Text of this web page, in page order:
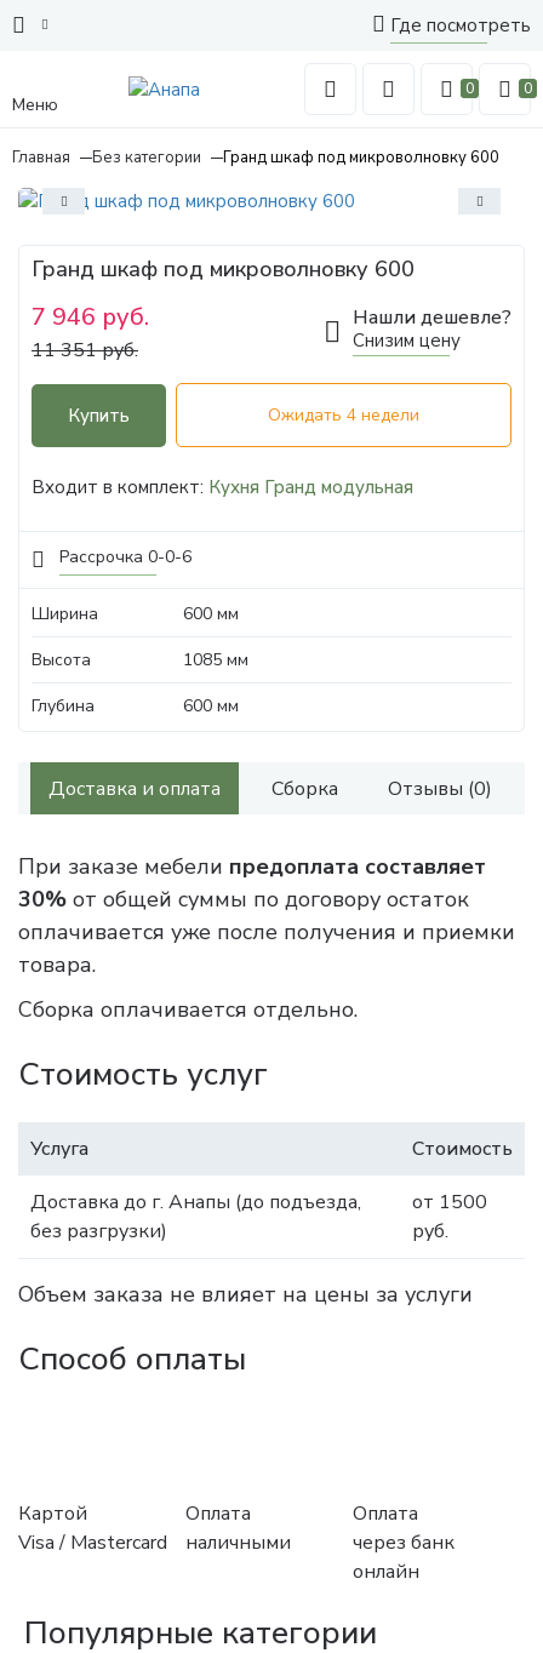
Где посмотреть
Меню
0 0
Главная Без категории Гранд шкаф под микроволновку 600
Рассрочка 0-0-6
Гранд шкаф под микроволновку 600
7 946 руб.
11 351 руб.
Нашли дешевле?
Снизим цену
Купить Ожидать 4 недели
Входит в комплект: Кухня Гранд модульная
Ширина
600 мм
Высота
1085 мм
Глубина
600 мм
Доставка и оплата Сборка Отзывы (0)
При заказе мебели предоплата составляет
30% от общей суммы по договору остаток
оплачивается уже после получения и приемки
товара.
Сборка оплачивается отдельно.
Стоимость услуг
Услуга
Стоимость
Доставка до г. Анапы (до подъезда,
без разгрузки)
от 1500
руб.
Объем заказа не влияет на цены за услуги
Способ оплаты
Картой
Visa / Mastercard
Оплата
наличными
Оплата
через банк
онлайн
Популярные категории